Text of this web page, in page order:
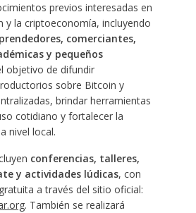
previos interesadas en
y la criptoeconomía, incluyendo
comerciantes,
y pequeños
objetivo de difundir
sobre Bitcoin y
brindar herramientas
cotidiano y fortalecer la
nivel local.
conferencias, talleres,
y actividades lúdicas, con
a través del sitio oficial:
. También se realizará